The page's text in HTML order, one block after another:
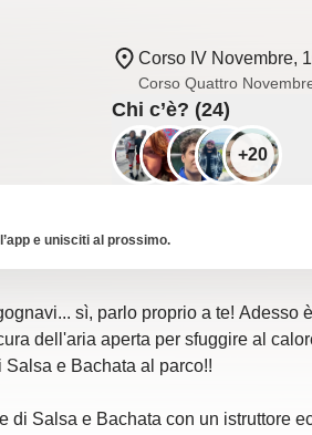
Corso IV Novembre,
Corso Quattro
Chi c’è? (24)
+20
e unisciti al prossimo.
sì, parlo proprio a te! Adesso
dell'aria aperta per sfuggire al
e Bachata al parco!!
di Salsa e Bachata con un istruttore